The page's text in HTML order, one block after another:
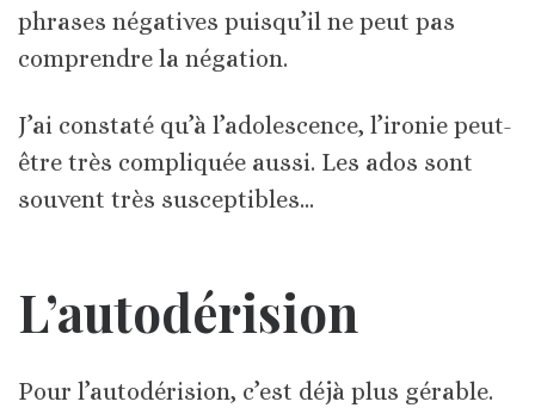
phrases négatives puisqu’il ne peut pas
comprendre la négation.
J’ai constaté qu’à l’adolescence, l’ironie peut-
être très compliquée aussi. Les ados sont
souvent très susceptibles…
L’autodérision
Pour l’autodérision, c’est déjà plus gérable.